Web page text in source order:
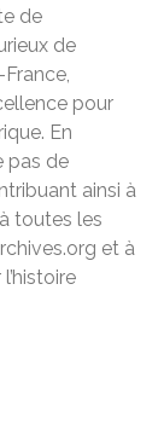
de
de
pour
En
pas de
ainsi à
toutes les
et à